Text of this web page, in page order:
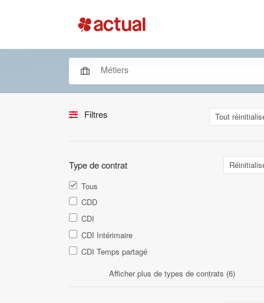
Filtres Tout
Type de contrat
Tous
CDD
CDI
CDI Intérimaire
CDI Temps partagé
Afficher plus de types de contrats (6)